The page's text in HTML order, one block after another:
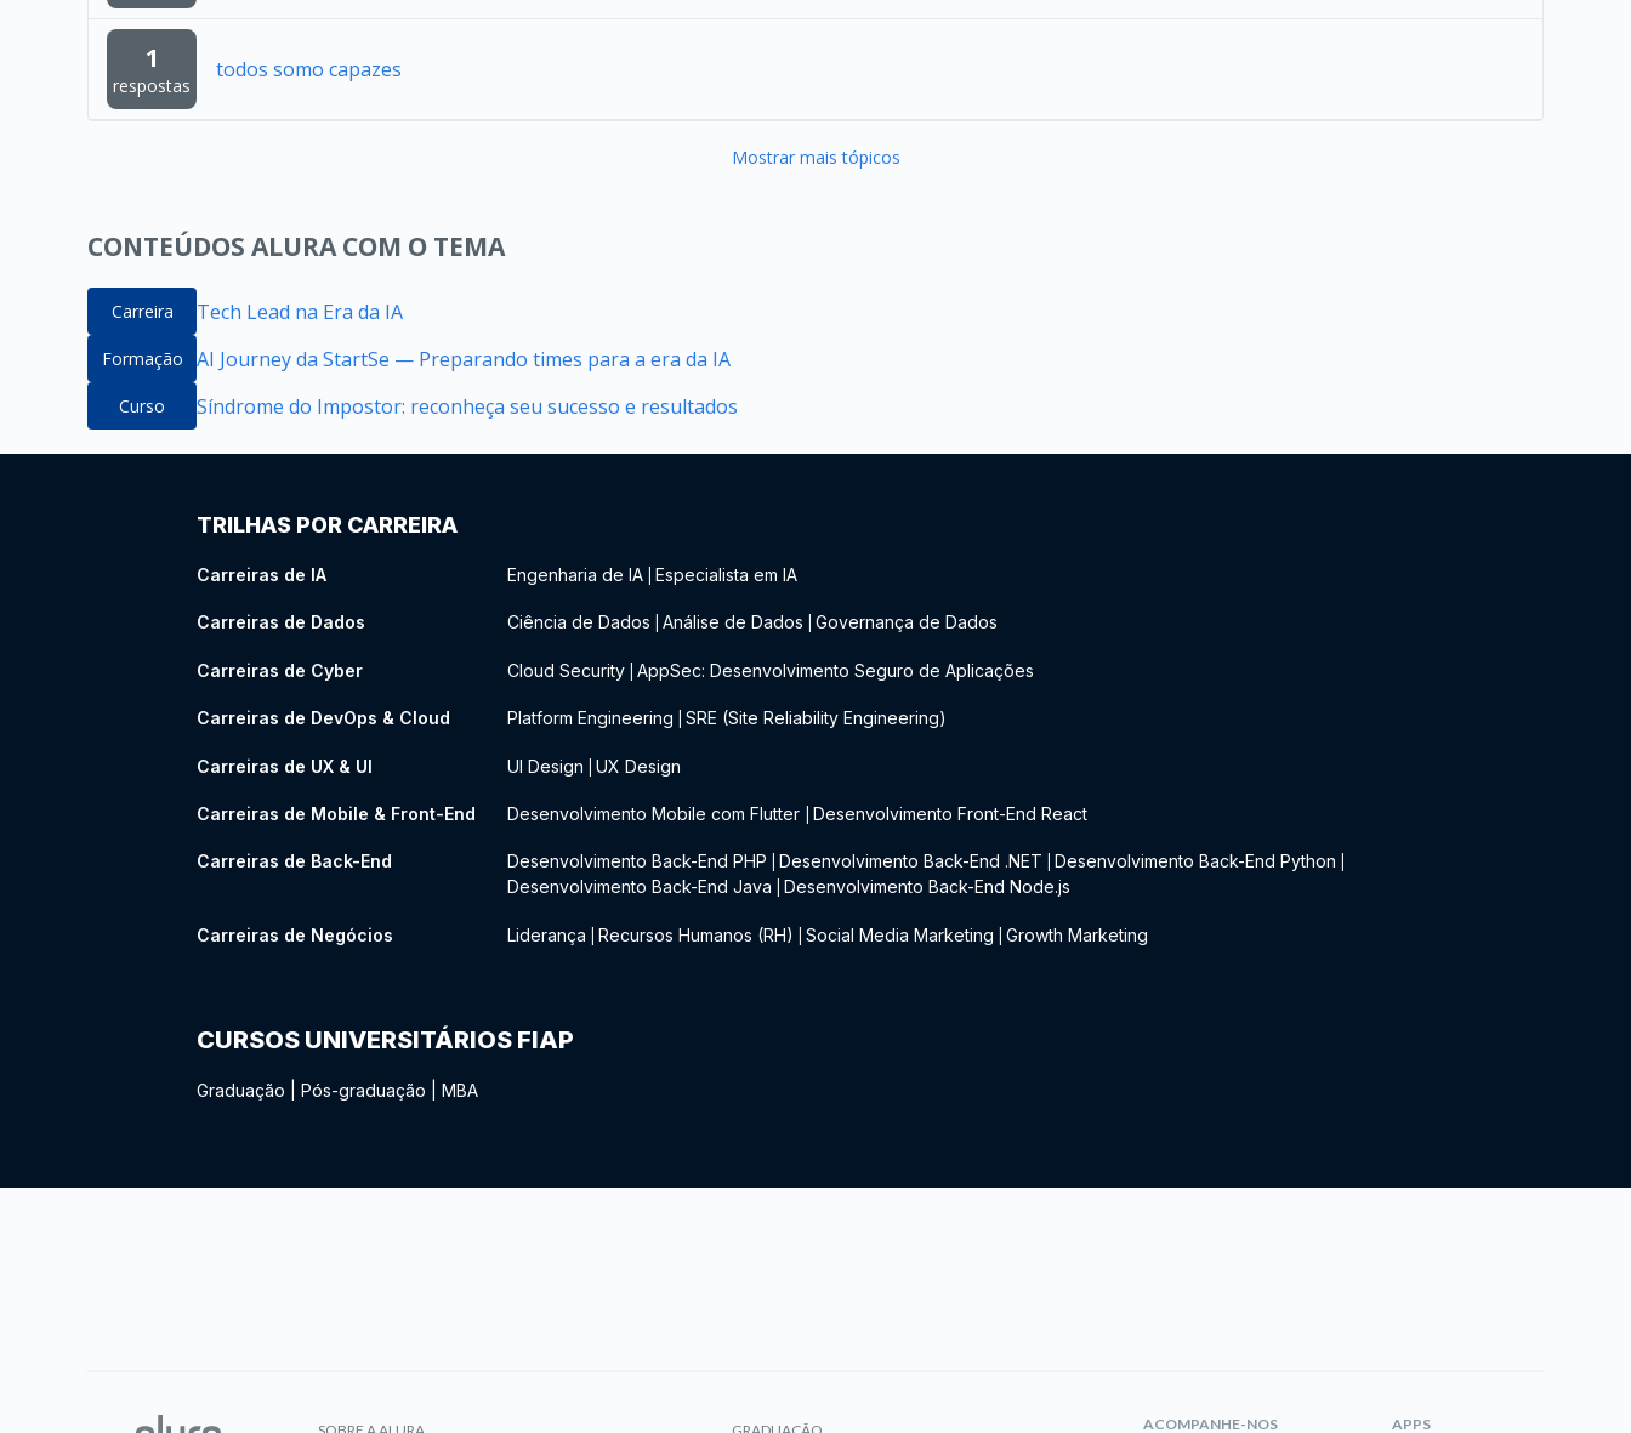
1
respostas
todos somo capazes
Mostrar mais tópicos
CONTEÚDOS ALURA COM O TEMA
Carreira Tech Lead na Era da IA
Formação AI Journey da StartSe — Preparando times para a era da IA
Curso Síndrome do Impostor: reconheça seu sucesso e resultados
TRILHAS POR CARREIRA
Carreiras de IA Engenharia de IA Especialista em IA
Carreiras de Dados Ciência de Dados Análise de Dados Governança de Dados
Carreiras de Cyber Cloud Security AppSec: Desenvolvimento Seguro de Aplicações
Carreiras de DevOps & Cloud Platform Engineering SRE (Site Reliability Engineering)
Carreiras de UX & UI UI Design UX Design
Carreiras de Mobile & Front-End Desenvolvimento Mobile com Flutter Desenvolvimento Front-End React
Carreiras de Back-End Desenvolvimento Back-End PHP Desenvolvimento Back-End .NET Desenvolvimento Back-End Python
Desenvolvimento Back-End Java Desenvolvimento Back-End Node.js
Carreiras de Negócios Liderança Recursos Humanos (RH) Social Media Marketing Growth Marketing
CURSOS UNIVERSITÁRIOS FIAP
Graduação Pós-graduação MBA
ACOMPANHE-NOS APPS